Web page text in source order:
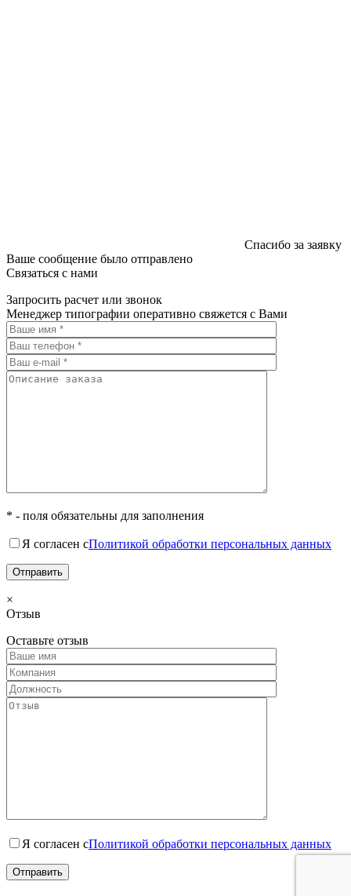
Спасибо за заявку
Ваше сообщение было отправлено
Связаться с нами
Запросить расчет или звонок
Менеджер типографии оперативно свяжется с Вами
* - поля обязательны для заполнения
Я согласен сПолитикой обработки персональных данных
×
Отзыв
Оставьте отзыв
Я согласен сПолитикой обработки персональных данных